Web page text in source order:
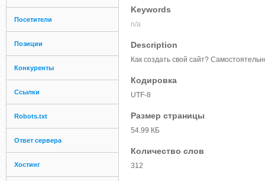
Посетители
Позиции
Конкуренты
Ссылки
Robots.txt
Ответ сервера
Хостинг
Keywords
n/a
Description
Как создать свой сайт?
Кодировка
UTF-8
Размер страницы
54.99 КБ
Количество слов
312